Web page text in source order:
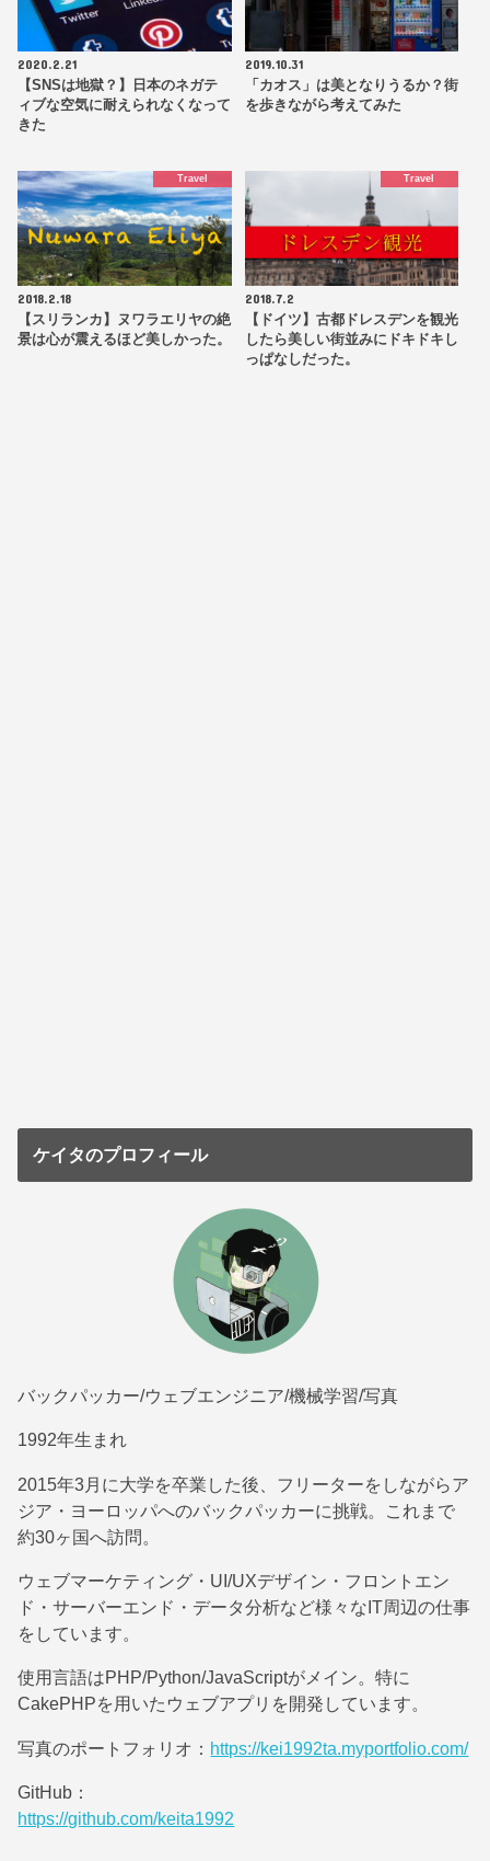
2020.2.21
【SNSは地獄？】日本のネガテ
ィブな空気に耐えられなくなって
きた
2019.10.31
「カオス」は美となりうるか？街
を歩きながら考えてみた
Travel
2018.2.18
【スリランカ】ヌワラエリヤの絶
景は心が震えるほど美しかった。
Travel
2018.7.2
【ドイツ】古都ドレスデンを観光
したら美しい街並みにドキドキし
っぱなしだった。
ケイタのプロフィール
バックパッカー/ウェブエンジニア/機械学習/写真
1992年生まれ
2015年3月に大学を卒業した後、フリーターをしながらア
ジア・ヨーロッパへのバックパッカーに挑戦。これまで
約30ヶ国へ訪問。
ウェブマーケティング・UI/UXデザイン・フロントエン
ド・サーバーエンド・データ分析など様々なIT周辺の仕事
をしています。
使用言語はPHP/Python/JavaScriptがメイン。特に
CakePHPを用いたウェブアプリを開発しています。
写真のポートフォリオ： https://kei1992ta.myportfolio.com/
GitHub：
https://github.com/keita1992